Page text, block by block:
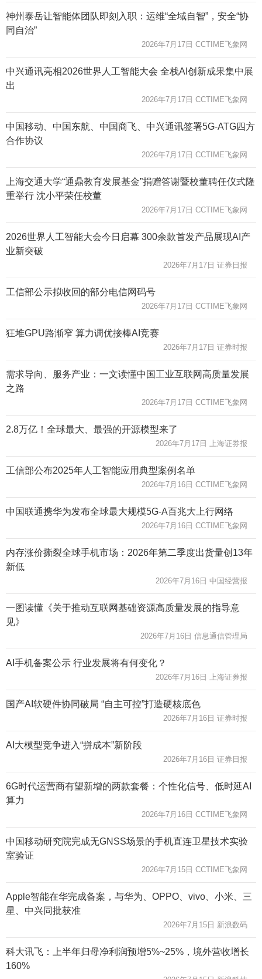
神州泰岳让智能体团队即刻入职：运维“全域自智”，安全“协
同自治”
2026年7月17日 CCTIME飞象网
中兴通讯亮相2026世界人工智能大会 全栈AI创新成果集中展
出
2026年7月17日 CCTIME飞象网
中国移动、中国东航、中国商飞、中兴通讯签署5G-ATG四方
合作协议
2026年7月17日 CCTIME飞象网
上海交通大学“通鼎教育发展基金”捐赠答谢暨校董聘任仪式隆
重举行 沈小平荣任校董
2026年7月17日 CCTIME飞象网
2026世界人工智能大会今日启幕 300余款首发产品展现AI产
业新突破
2026年7月17日 证券日报
工信部公示拟收回的部分电信网码号
2026年7月17日 CCTIME飞象网
狂堆GPU路渐窄 算力调优接棒AI竞赛
2026年7月17日 证券时报
需求导向、服务产业：一文读懂中国工业互联网高质量发展
之路
2026年7月17日 CCTIME飞象网
2.8万亿！全球最大、最强的开源模型来了
2026年7月17日 上海证券报
工信部公布2025年人工智能应用典型案例名单
2026年7月16日 CCTIME飞象网
中国联通携华为发布全球最大规模5G-A百兆大上行网络
2026年7月16日 CCTIME飞象网
内存涨价撕裂全球手机市场：2026年第二季度出货量创13年
新低
2026年7月16日 中国经营报
一图读懂《关于推动互联网基础资源高质量发展的指导意
见》
2026年7月16日 信息通信管理局
AI手机备案公示 行业发展将有何变化？
2026年7月16日 上海证券报
国产AI软硬件协同破局 “自主可控”打造硬核底色
2026年7月16日 证券时报
AI大模型竞争进入“拼成本”新阶段
2026年7月16日 证券日报
6G时代运营商有望新增的两款套餐：个性化信号、低时延AI
算力
2026年7月16日 CCTIME飞象网
中国移动研究院完成无GNSS场景的手机直连卫星技术实验
室验证
2026年7月15日 CCTIME飞象网
Apple智能在华完成备案，与华为、OPPO、vivo、小米、三
星、中兴同批获准
2026年7月15日 新浪数码
科大讯飞：上半年归母净利润预增5%~25%，境外营收增长
160%